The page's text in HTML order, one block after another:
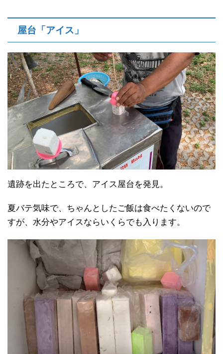
屋台「アイス」
遺跡を出たところで、アイス屋台を発見。
夏バテ気味で、ちゃんとしたご飯は食べたくないので
すが、水分やアイスならいくらでも入ります。